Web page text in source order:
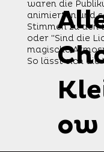
ow
waren die
animierten und
Stimmen zu den
oder "Sind die
magische
So lässt sich die